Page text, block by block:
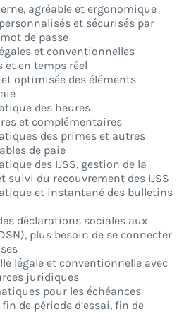
agréable et ergonomique
et sécurisés par
de passe
et conventionnelles
en temps réel
optimisée des éléments
des heures
et complémentaires
des primes et autres
de paie
des IJSS, gestion de la
suivi du recouvrement des IJSS
et instantané des bulletins
déclarations sociales aux
plus besoin de se connecter
légale et conventionnelle avec
juridiques
pour les échéances
de période d’essai, fin de